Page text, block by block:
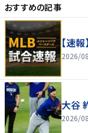
おすすめの記事
【速
2026/
大谷
2026/